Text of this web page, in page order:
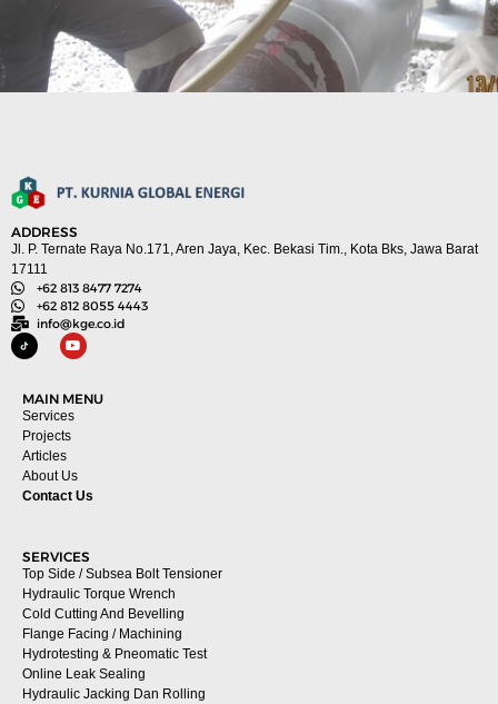
ADDRESS
Jl. P. Ternate Raya No.171, Aren Jaya, Kec. Bekasi Tim., Kota Bks, Jawa Barat
17111
+62 813 8477 7274
+62 812 8055 4443
info@kge.co.id
MAIN MENU
Services
Projects
Articles
About Us
Contact Us
SERVICES
Top Side / Subsea Bolt Tensioner
Hydraulic Torque Wrench
Cold Cutting And Bevelling
Flange Facing / Machining
Hydrotesting & Pneomatic Test
Online Leak Sealing
Hydraulic Jacking Dan Rolling